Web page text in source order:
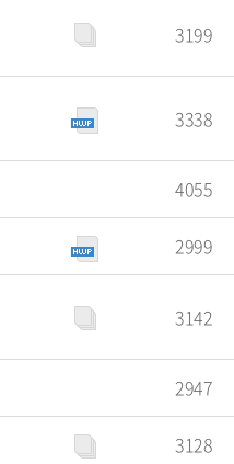
3199
3338
4055
2999
3142
2947
3128